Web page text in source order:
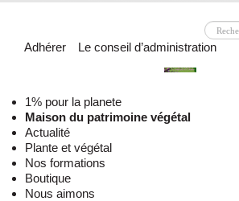
Adhérer Le conseil d’administration
1% pour la planete
Maison du patrimoine végétal
Actualité
Plante et végétal
Nos formations
Boutique
Nous aimons